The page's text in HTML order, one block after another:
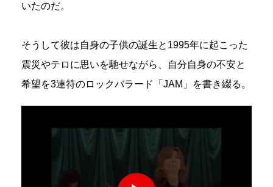
いたのだ。
そうして彼は自身の子供の誕生と1995年に起こった
震災やテロに思いを馳せながら、自分自身の不安と
希望を3連符のロックバラード「JAM」を書き綴る。